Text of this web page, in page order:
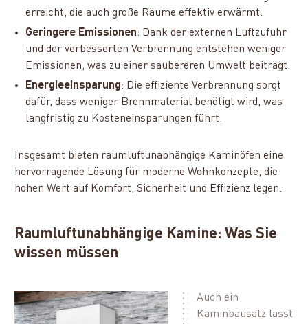
erreicht, die auch große Räume effektiv erwärmt.
Geringere Emissionen: Dank der externen Luftzufuhr
und der verbesserten Verbrennung entstehen weniger
Emissionen, was zu einer saubereren Umwelt beiträgt.
Energieeinsparung: Die effiziente Verbrennung sorgt
dafür, dass weniger Brennmaterial benötigt wird, was
langfristig zu Kosteneinsparungen führt.
Insgesamt bieten raumluftunabhängige Kaminöfen eine
hervorragende Lösung für moderne Wohnkonzepte, die
hohen Wert auf Komfort, Sicherheit und Effizienz legen.
Raumluftunabhängige Kamine: Was Sie
wissen müssen
Auch ein
Kaminbausatz lässt